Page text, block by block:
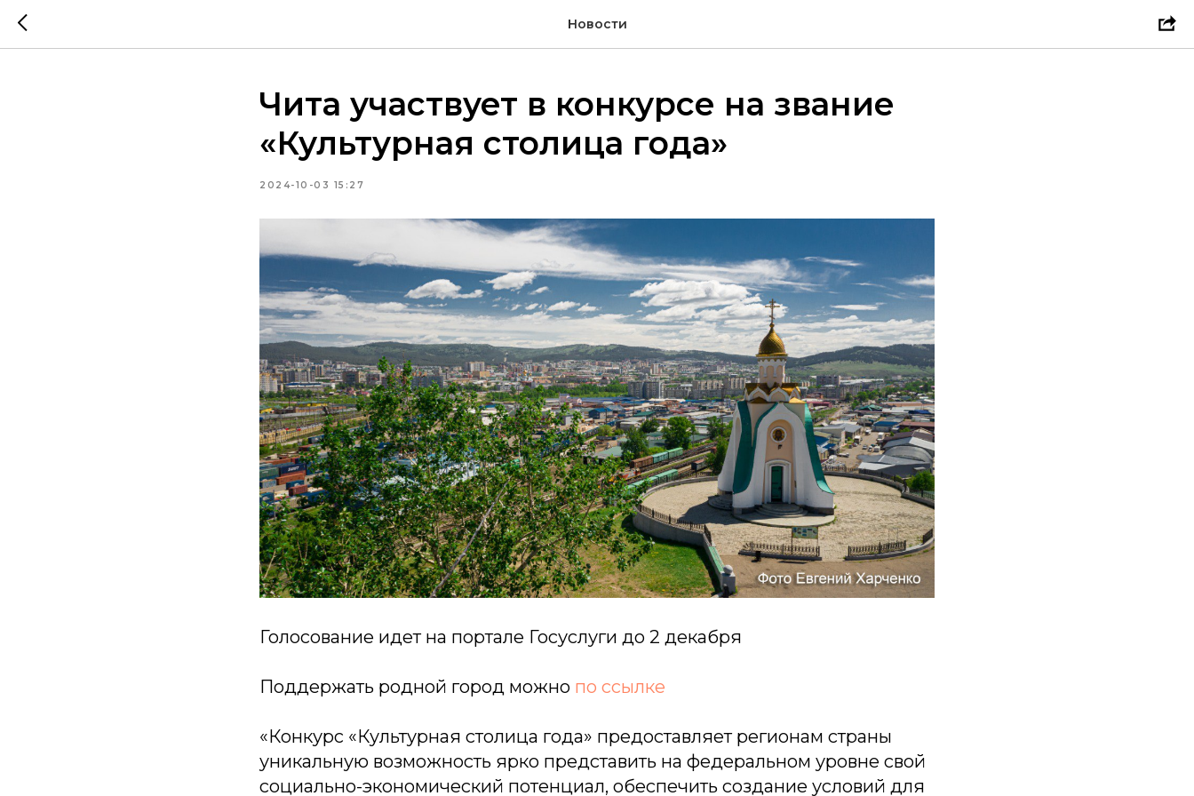
Новости
Чита участвует в конкурсе на звание
«Культурная столица года»
2024-10-03 15:27
Голосование идет на портале Госуслуги до 2 декабря
Поддержать родной город можно по ссылке
«Конкурс «Культурная столица года» предоставляет регионам страны
уникальную возможность ярко представить на федеральном уровне свой
социально-экономический потенциал, обеспечить создание условий для